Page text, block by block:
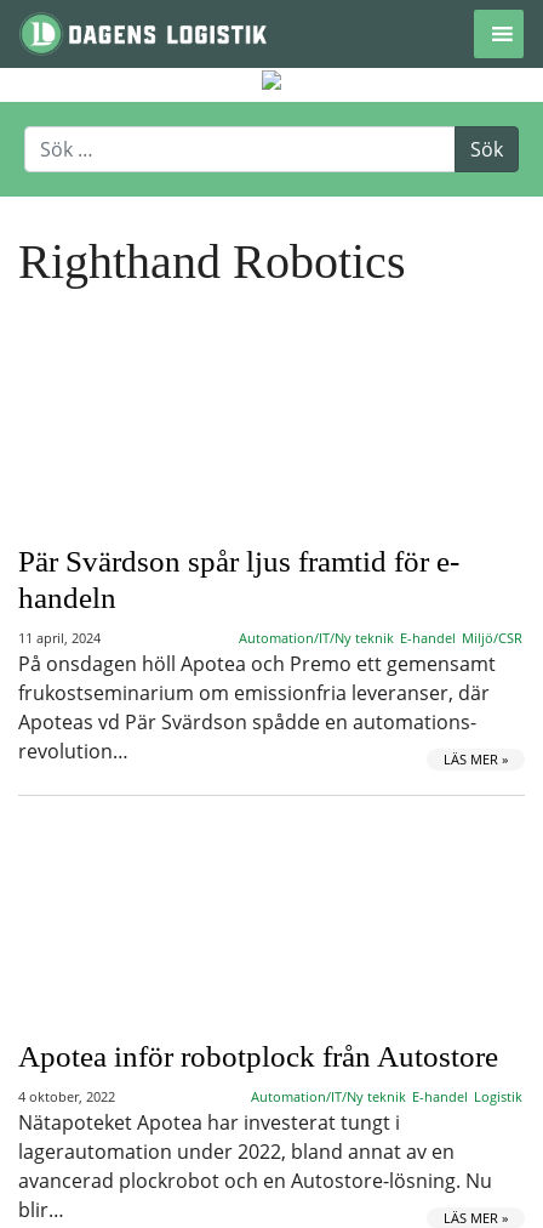
Hoppa till innehåll
Righthand Robotics
Pär Svärdson spår ljus framtid för e-
handeln
11 april, 2024 Automation/IT/Ny teknik E-handel Miljö/CSR
På onsdagen höll Apotea och Premo ett gemensamt
frukostseminarium om emissionfria leveranser, där
Apoteas vd Pär Svärdson spådde en automations-
revolution…
LÄS MER »
Apotea inför robotplock från Autostore
4 oktober, 2022 Automation/IT/Ny teknik E-handel Logistik
Nätapoteket Apotea har investerat tungt i
lagerautomation under 2022, bland annat av en
avancerad plockrobot och en Autostore-lösning. Nu
blir…
LÄS MER »